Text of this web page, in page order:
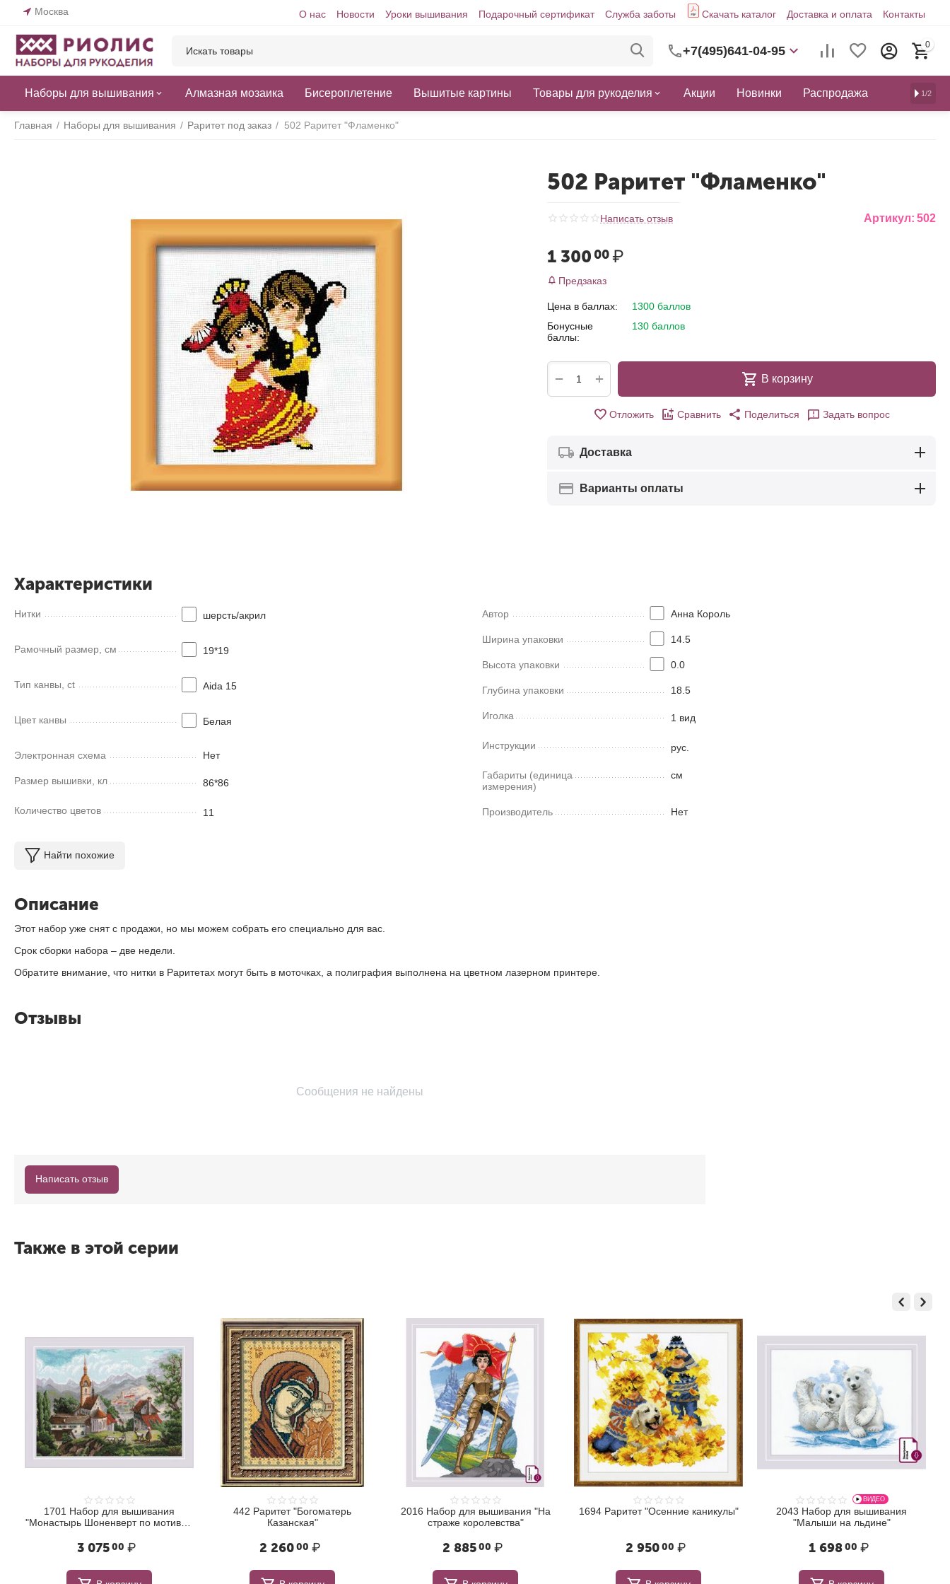
Москва О нас Новости Уроки вышивания Подарочный сертификат Служба заботы Скачать каталог Доставка и оплата Контакты
+7(495)641-04-95 0
Наборы для вышивания Алмазная мозаика Бисероплетение Вышитые картины Товары для рукоделия Акции Новинки Распродажа 1/2
Главная / Наборы для вышивания / Раритет под заказ / 502 Раритет "Фламенко"
502 Раритет "Фламенко"
Написать отзыв Артикул: 502
1 300 00₽
Предзаказ
Цена в баллах:
1300 баллов
Бонусные
баллы:
130 баллов
+
− В корзину
Отложить Сравнить Поделиться Задать вопрос
Доставка
Варианты оплаты
Характеристики
Нитки шерсть/акрил
Рамочный размер, см 19*19
Тип канвы, ct Aida 15
Цвет канвы Белая
Электронная схема Нет
Размер вышивки, кл 86*86
Количество цветов 11
Автор Анна Король
Ширина упаковки 14.5
Высота упаковки 0.0
Глубина упаковки 18.5
Иголка 1 вид
Инструкции рус.
Габариты (единица
измерения)
см
Производитель Нет
Найти похожие
Описание
Этот набор уже снят с продажи, но мы можем собрать его специально для вас.
Срок сборки набора – две недели.
Обратите внимание, что нитки в Раритетах могут быть в моточках, а полиграфия выполнена на цветном лазерном принтере.
Отзывы
Сообщения не найдены
Написать отзыв
Также в этой серии
1701 Набор для вышивания
"Монастырь Шоненверт по мотивам
3 07500 ₽
442 Раритет "Богоматерь
Казанская"
2 260 00 ₽
2016 Набор для вышивания "На
страже королевства"
2 88500 ₽
1694 Раритет "Осенние каникулы"
2 95000 ₽
ВИДЕО
2043 Набор для вышивания
"Малыши на льдине"
1 69800 ₽